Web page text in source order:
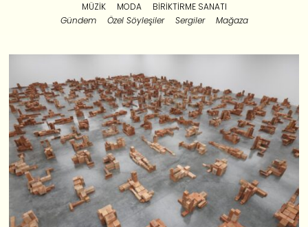
MÜZIK
MODA
BIRIKTIRME SANATI
Gündem
Özel Söyleşiler Sergiler Mağaza